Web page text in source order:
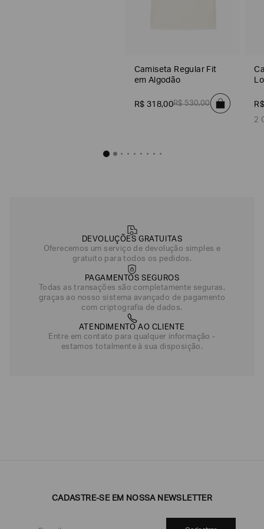
410
Azul
Camiseta Regular Fit
em Algodão
R$ 318,00R$ 530,00
2
DEVOLUÇÕES GRATUITAS
Oferecemos um serviço de devolução simples e
gratuito para todos os pedidos.
PAGAMENTOS SEGUROS
Todas as transações são completamente seguras,
graças ao nosso sistema avançado de pagamento
com criptografia de dados.
ATENDIMENTO AO CLIENTE
Entre em contato para qualquer informação -
estamos totalmente à sua disposição.
CADASTRE-SE EM NOSSA NEWSLETTER